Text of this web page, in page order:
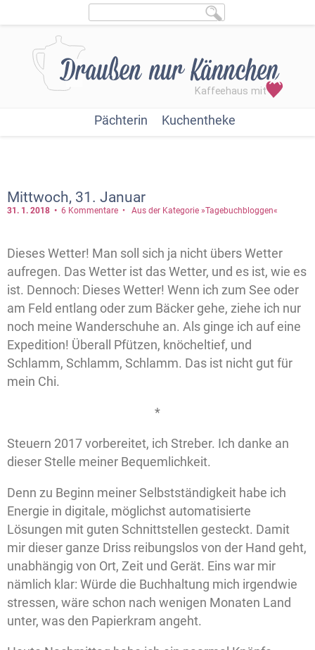
Pächterin Kuchentheke
Mittwoch, 31. Januar
31. 1. 2018 6 Kommentare Aus der Kategorie »Tagebuchbloggen«
Dieses Wetter! Man soll sich ja nicht übers Wetter
aufregen. Das Wetter ist das Wetter, und es ist, wie es
ist. Dennoch: Dieses Wetter! Wenn ich zum See oder
am Feld entlang oder zum Bäcker gehe, ziehe ich nur
noch meine Wanderschuhe an. Als ginge ich auf eine
Expedition! Überall Pfützen, knöcheltief, und
Schlamm, Schlamm, Schlamm. Das ist nicht gut für
mein Chi.
*
Steuern 2017 vorbereitet, ich Streber. Ich danke an
dieser Stelle meiner Bequemlichkeit.
Denn zu Beginn meiner Selbstständigkeit habe ich
Energie in digitale, möglichst automatisierte
Lösungen mit guten Schnittstellen gesteckt. Damit
mir dieser ganze Driss reibungslos von der Hand geht,
unabhängig von Ort, Zeit und Gerät. Eins war mir
nämlich klar: Würde die Buchhaltung mich irgendwie
stressen, wäre schon nach wenigen Monaten Land
unter, was den Papierkram angeht.